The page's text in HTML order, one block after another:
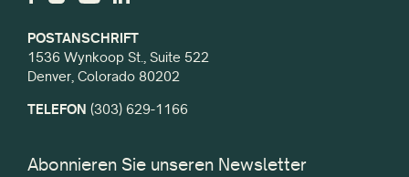
POSTANSCHRIFT
1536 Wynkoop St., Suite 522
Denver, Colorado 80202
TELEFON (303) 629-1166
Abonnieren Sie unseren Newsletter